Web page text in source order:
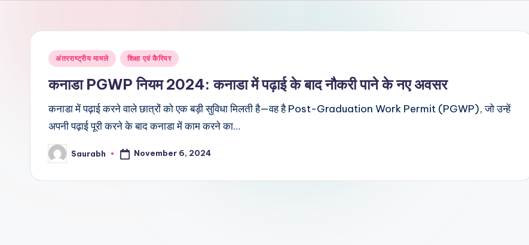
और
विश्व
Posted
अंतरराष्ट्रीय मामले शिक्षा एवं कैरियर
कनाडा PGWP नियम 2024: कनाडा में पढ़ाई के बाद नौकरी पाने के नए अवसर
कनाडा में पढ़ाई करने वाले छात्रों को एक बड़ी सुविधा मिलती है—वह है Post-Graduation Work Permit (PGWP), जो उन्हें
अपनी पढ़ाई पूरी करने के बाद कनाडा में काम करने का…
Posted
by
Saurabh November 6, 2024